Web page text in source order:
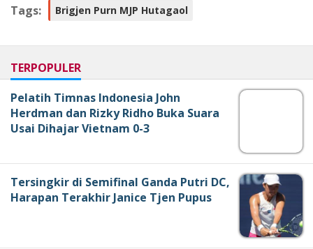
Tags: Brigjen Purn MJP Hutagaol
TERPOPULER
Pelatih Timnas Indonesia John
Herdman dan Rizky Ridho Buka Suara
Usai Dihajar Vietnam 0-3
Tersingkir di Semifinal Ganda Putri DC,
Harapan Terakhir Janice Tjen Pupus